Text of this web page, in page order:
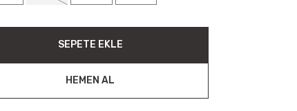
SEPETE EKLE
HEMEN AL